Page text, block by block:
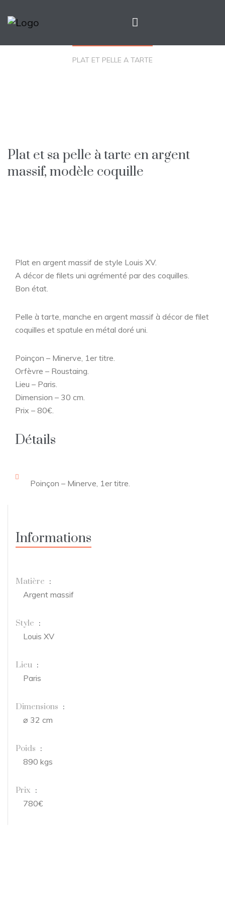
PLAT ET PELLE A TARTE
Plat et sa pelle à tarte en argent
massif, modèle coquille
Plat en argent massif de style Louis XV.
A décor de filets uni agrémenté par des coquilles.
Bon état.
Pelle à tarte, manche en argent massif à décor de filet
coquilles et spatule en métal doré uni.
Poinçon – Minerve, 1er titre.
Orfèvre – Roustaing.
Lieu – Paris.
Dimension – 30 cm.
Prix – 80€.
Détails
Poinçon – Minerve, 1er titre.
Informations
Matière :
Argent massif
Style :
Louis XV
Lieu :
Paris
Dimensions :
⌀ 32 cm
Poids :
890 kgs
Prix :
780€